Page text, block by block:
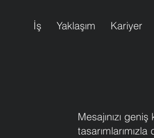
İş Yaklaşım Kariyer
Mesajınızı